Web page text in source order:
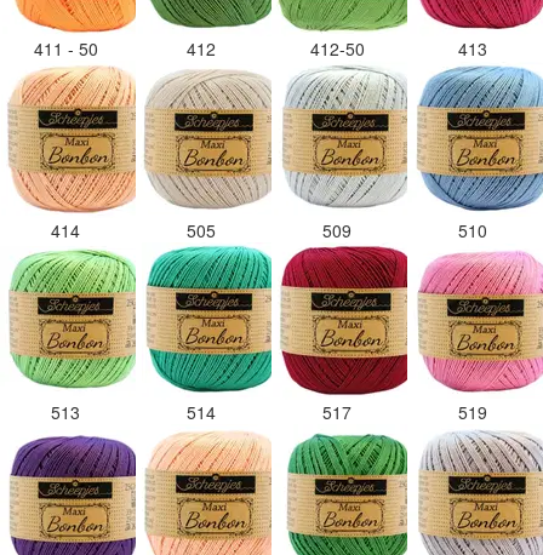
411 - 50 412 412-50 413
414 505 509 510
513 514 517 519